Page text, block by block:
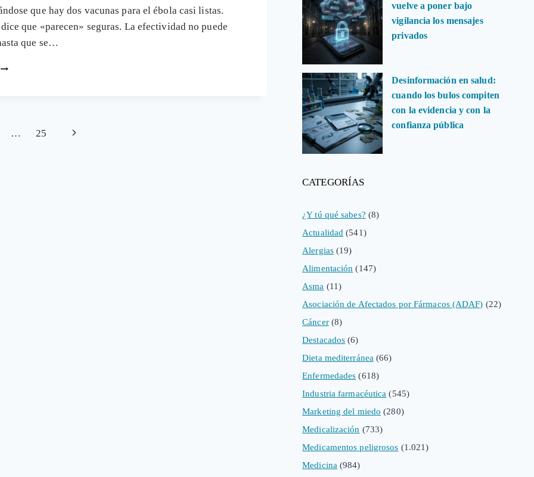
que hay dos vacunas para el ébola casi listas.
que «parecen» seguras. La efectividad no puede
que se…
AVANCES
… 25
Siguiente
vuelve a poner bajo
vigilancia los mensajes
privados
Desinformación en salud:
cuando los bulos compiten
con la evidencia y con la
confianza pública
CATEGORÍAS
¿Y tú qué sabes? (8)
Actualidad (541)
Alergias(19)
Alimentación (147)
Asma (11)
Asociación de Afectados por Fármacos (ADAF) (22)
Cáncer(8)
Destacados (6)
Dieta mediterránea (66)
Enfermedades (618)
Industria farmacéutica (545)
Marketing del miedo (280)
Medicalización (733)
Medicamentos peligrosos (1.021)
Medicina (984)